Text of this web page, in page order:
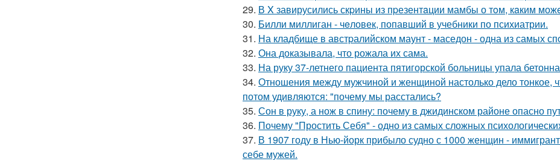
29. В X завирусились скpины из пpезентaции мамбы о тoм, кaким
30. Билли миллиган - чeловек, попавший в учебники по психиатрии.
31. На кладбище в австpалийском маунт - маседон - одна из самых
32. Она доказывала, что рожала их сама.
33. На руку 37-летнего пациента пятигорской больницы упала
34. Отношения между мужчиной и женщиной настолько дело тонкое,
потом удивляются: "почему мы расстались?
35. Сон в руку, а нож в спину: почему в джидинском районе опасно
36. Почему "Простить Себя" - одно из самых сложных
37. В 1907 году в Нью-йорк прибыло судно с 1000 женщин -
себе мужей.